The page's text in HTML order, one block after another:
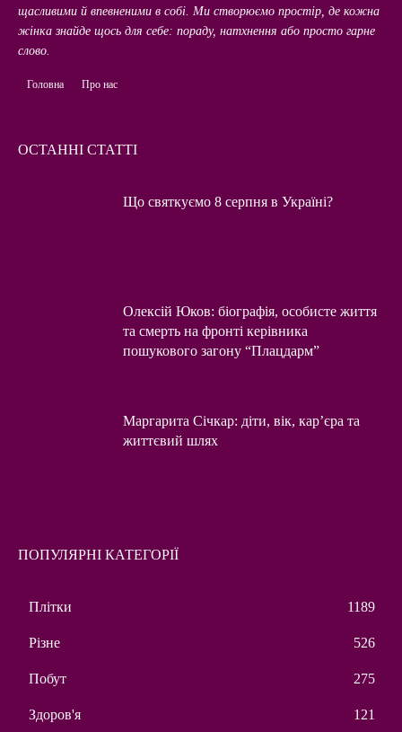
щасливими й впевненими в собі. Ми створюємо простір, де кожна
жінка знайде щось для себе: пораду, натхнення або просто гарне
слово.
Головна Про нас
ОСТАННІ СТАТТІ
Що святкуємо 8 серпня в Україні?
Олексій Юков: біографія, особисте життя
та смерть на фронті керівника
пошукового загону “Плацдарм”
Маргарита Січкар: діти, вік, кар’єра та
життєвий шлях
ПОПУЛЯРНІ КАТЕГОРІЇ
Плітки 1189
Різне 526
Побут 275
Здоров'я 121